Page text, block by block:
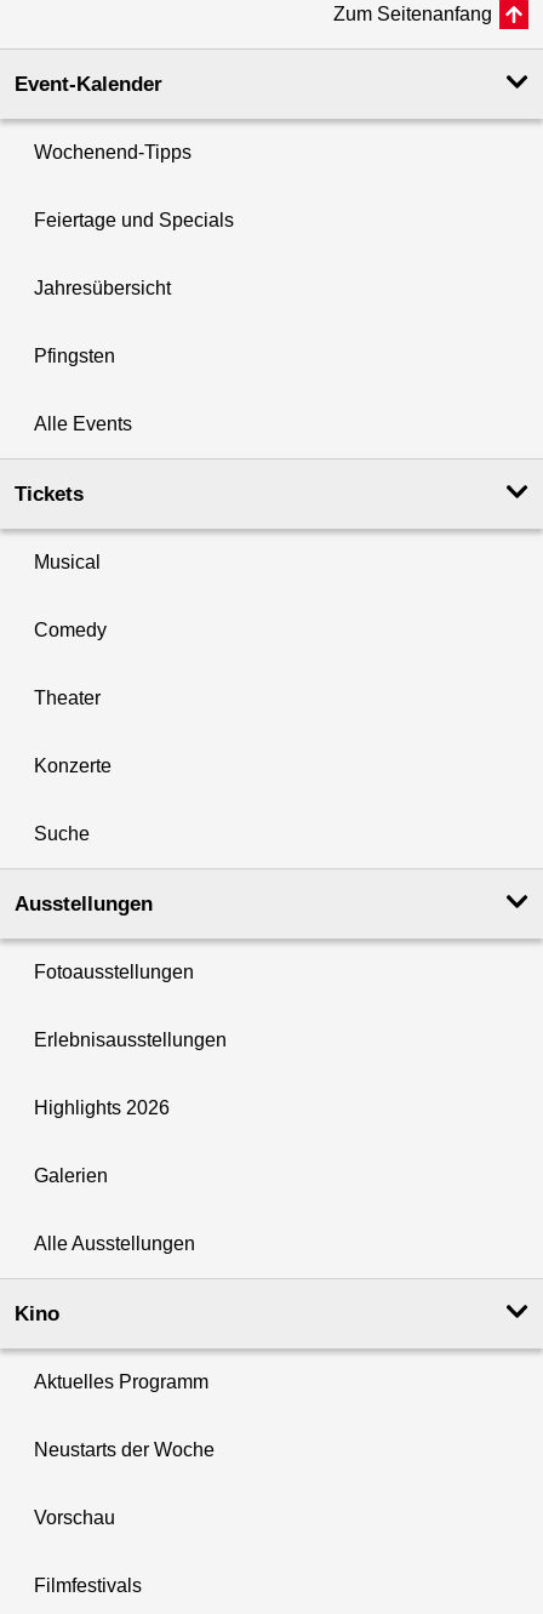
Zum Seitenanfang
Event-Kalender
Wochenend-Tipps
Feiertage und Specials
Jahresübersicht
Pfingsten
Alle Events
Tickets
Musical
Comedy
Theater
Konzerte
Suche
Ausstellungen
Fotoausstellungen
Erlebnisausstellungen
Highlights 2026
Galerien
Alle Ausstellungen
Kino
Aktuelles Programm
Neustarts der Woche
Vorschau
Filmfestivals